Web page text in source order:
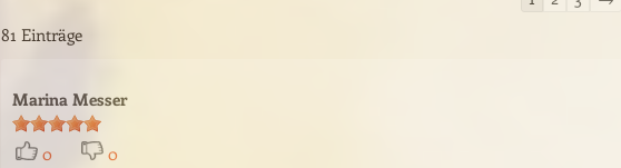
81 Einträge
Marina Messer
0
0